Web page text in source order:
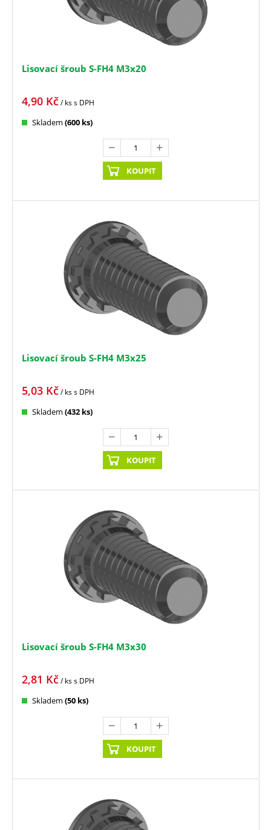
Lisovací šroub S-FH4 M3x20
4,90 Kč/ kss DPH
Skladem (600 ks)
KOUPIT
Lisovací šroub S-FH4 M3x25
5,03 Kč/ kss DPH
Skladem (432 ks)
KOUPIT
Lisovací šroub S-FH4 M3x30
2,81 Kč/ kss DPH
Skladem (50 ks)
KOUPIT